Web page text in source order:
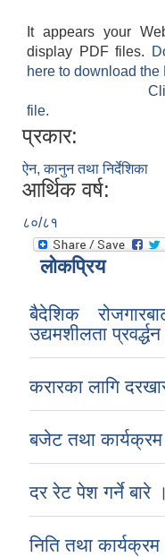
It appears your
display PDF files.
here to download the
file.
प्रकार:
ऐन, कानुन तथा निर्देशिका
आर्थिक वर्ष:
८०/८१
लोकप्रिय
बैदेशिक
उद्यमशीलता
करारका लागि
बजेट तथा
दर रेट पेश गर्ने बारे ।
निति तथा कार्यक्रम